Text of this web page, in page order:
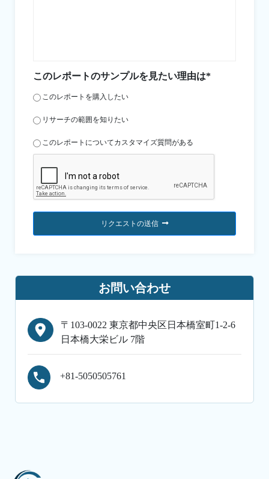
このレポートのサンプルを見たい理由は*
このレポートを購入したい
リサーチの範囲を知りたい
このレポートについてカスタマイズ質問がある
リクエストの送信
お問い合わせ
〒103-0022 東京都中央区日本橋室町1-2-6
日本橋大栄ビル 7階
+81-5050505761